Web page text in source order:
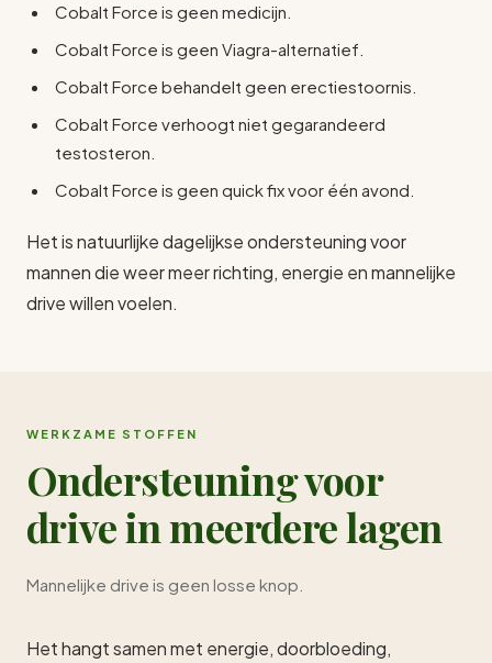
Cobalt Force is geen medicijn.
Cobalt Force is geen Viagra-alternatief.
Cobalt Force behandelt geen erectiestoornis.
Cobalt Force verhoogt niet gegarandeerd
testosteron.
Cobalt Force is geen quick fix voor één avond.
Het is natuurlijke dagelijkse ondersteuning voor
mannen die weer meer richting, energie en mannelijke
drive willen voelen.
WERKZAME STOFFEN
Ondersteuning voor
drive in meerdere lagen
Mannelijke drive is geen losse knop.
Het hangt samen met energie, doorbloeding,